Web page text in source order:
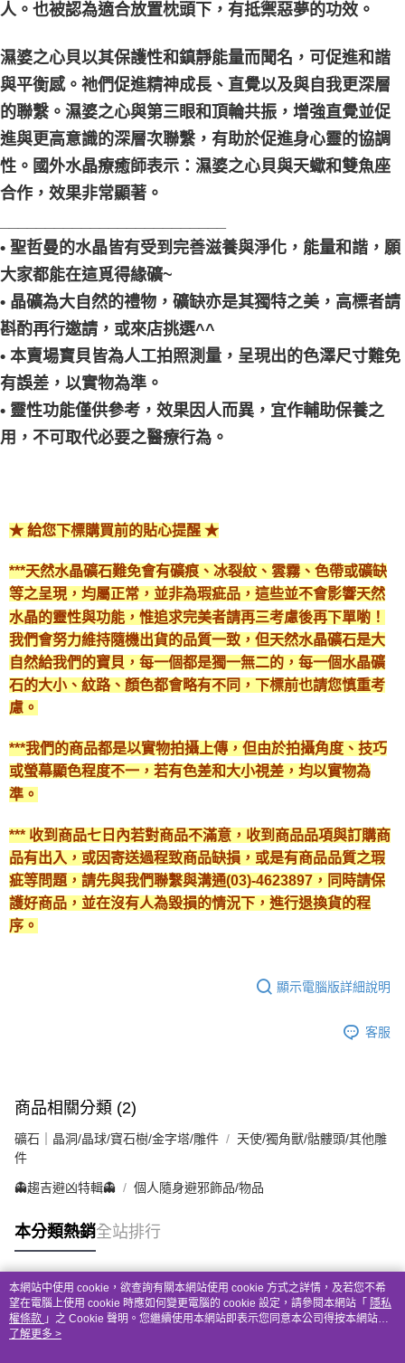
人。也被認為適合放置枕頭下，有抵禦惡夢的功效。
濕婆之心貝以其保護性和鎮靜能量而聞名，可促進和諧
與平衡感。祂們促進精神成長、直覺以及與自我更深層
的聯繫。濕婆之心與第三眼和頂輪共振，增強直覺並促
進與更高意識的深層次聯繫，有助於促進身心靈的協調
性。國外水晶療癒師表示：濕婆之心貝與天蠍和雙魚座
合作，效果非常顯著。
• 聖哲曼的水晶皆有受到完善滋養與淨化，能量和諧，願
大家都能在這覓得緣礦~
• 晶礦為大自然的禮物，礦缺亦是其獨特之美，高標者請
斟酌再行邀請，或來店挑選^^
• 本賣場寶貝皆為人工拍照測量，呈現出的色澤尺寸難免
有誤差，以實物為準。
• 靈性功能僅供參考，效果因人而異，宜作輔助保養之
用，不可取代必要之醫療行為。
★ 給您下標購買前的貼心提醒 ★
***天然水晶礦石難免會有礦痕、冰裂紋、雲霧、色帶或礦缺
等之呈現，均屬正常，並非為瑕疵品，這些並不會影響天然
水晶的靈性與功能，惟追求完美者請再三考慮後再下單喲！
我們會努力維持隨機出貨的品質一致，但天然水晶礦石是大
自然給我們的寶貝，每一個都是獨一無二的，每一個水晶礦
石的大小、紋路、顏色都會略有不同，下標前也請您慎重考
慮。
***我們的商品都是以實物拍攝上傳，但由於拍攝角度、技巧
或螢幕顯色程度不一，若有色差和大小視差，均以實物為
準。
*** 收到商品七日內若對商品不滿意，收到商品品項與訂購商
品有出入，或因寄送過程致商品缺損，或是有商品品質之瑕
疵等問題，請先與我們聯繫與溝通(03)-4623897，同時請保
護好商品，並在沒有人為毀損的情況下，進行退換貨的程
序。
顯示電腦版詳細說明
客服
商品相關分類 (2)
礦石｜晶洞/晶球/寶石樹/金字塔/雕件
天使/獨角獸/骷髏頭/其他雕
件
👻趨吉避凶特輯👻 個人隨身避邪飾品/物品
本分類熱銷全站排行
熱門標籤
本網站中使用 cookie，欲查詢有關本網站使用 cookie 方式之詳情，及若您不希
望在電腦上使用 cookie 時應如何變更電腦的 cookie 設定，請參閱本網站「 隱私
權條款 」之 Cookie 聲明。您繼續使用本網站即表示您同意本公司得按本網站使
用條款之 Cookie 聲明使用 cookie。
了解更多 >